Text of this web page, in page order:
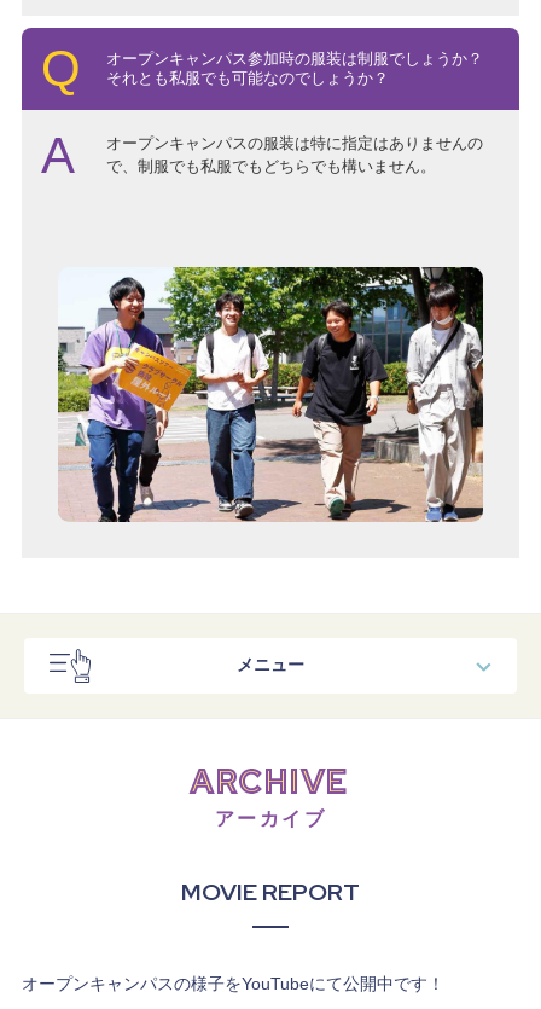
オープンキャンパス参加時の服装は制服でしょうか？
それとも私服でも可能なのでしょうか？
オープンキャンパスの服装は特に指定はありませんの
で、制服でも私服でもどちらでも構いません。
メニュー
ARCHIVE
アーカイブ
MOVIE REPORT
オープンキャンパスの様子をYouTubeにて公開中です！